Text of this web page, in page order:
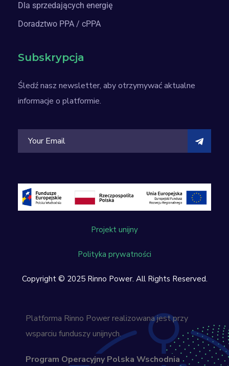
Dla sprzedających energię
Doradztwo PPA / cPPA
Subskrypcja
Śledź nasz newsletter, aby otrzymywać aktualne
informacje o platformie.
Projekt unijny
Polityka prywatności
Copyright © 2025 Rinno Power. All Rights Reserved.
Platforma Rinno Power realizowana jest przy
wsparciu funduszy unijnych.
Program Operacyjny Polska Wschodnia